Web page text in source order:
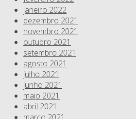
janeiro 2022
dezembro 2021
novembro 2021
outubro 2021
setembro 2021
agosto 2021
julho 2021
junho 2021
maio 2021
abril 2021